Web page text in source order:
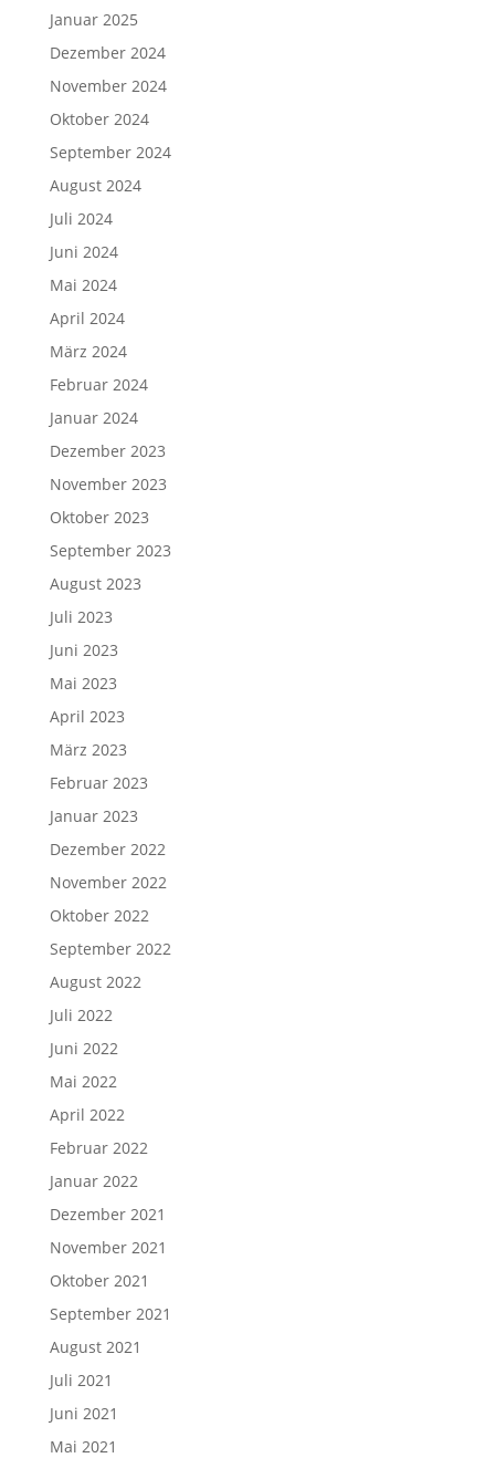
Januar 2025
Dezember 2024
November 2024
Oktober 2024
September 2024
August 2024
Juli 2024
Juni 2024
Mai 2024
April 2024
März 2024
Februar 2024
Januar 2024
Dezember 2023
November 2023
Oktober 2023
September 2023
August 2023
Juli 2023
Juni 2023
Mai 2023
April 2023
März 2023
Februar 2023
Januar 2023
Dezember 2022
November 2022
Oktober 2022
September 2022
August 2022
Juli 2022
Juni 2022
Mai 2022
April 2022
Februar 2022
Januar 2022
Dezember 2021
November 2021
Oktober 2021
September 2021
August 2021
Juli 2021
Juni 2021
Mai 2021